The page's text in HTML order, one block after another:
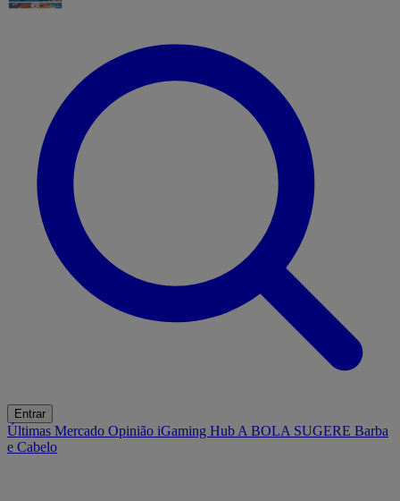
Entrar
Últimas Mercado Opinião iGaming Hub A BOLA SUGERE Barba
e Cabelo